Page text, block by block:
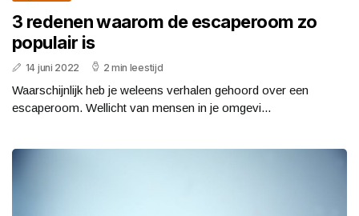
3 redenen waarom de escaperoom zo
populair is
14 juni 2022 2 min leestijd
Waarschijnlijk heb je weleens verhalen gehoord over een
escaperoom. Wellicht van mensen in je omgevi...